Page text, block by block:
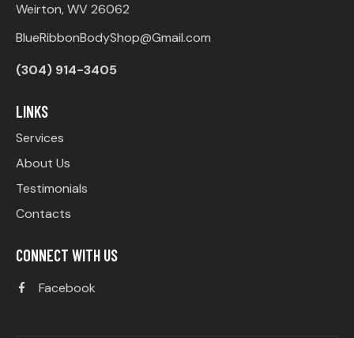
Weirton, WV 26062
BlueRibbonBodyShop@Gmail.com
(304) 914-3405
LINKS
Services
About Us
Testimonials
Contacts
CONNECT WITH US
Facebook